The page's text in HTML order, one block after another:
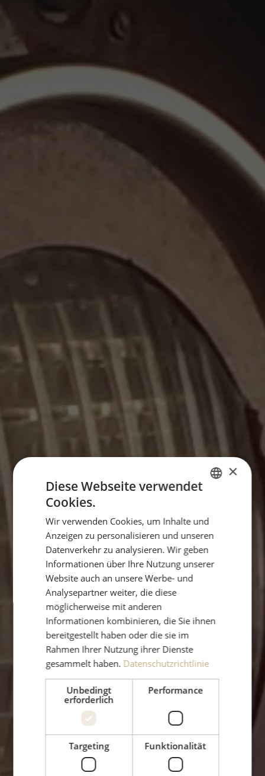
ENGLISH
×
Diese Webseite verwendet
Cookies.
Wir verwenden Cookies, um Inhalte und
Anzeigen zu personalisieren und unseren
Datenverkehr zu analysieren. Wir geben
Informationen über Ihre Nutzung unserer
Website auch an unsere Werbe- und
Analysepartner weiter, die diese
möglicherweise mit anderen
Informationen kombinieren, die Sie ihnen
bereitgestellt haben oder die sie im
Rahmen Ihrer Nutzung ihrer Dienste
gesammelt haben. Datenschutzrichtlinie
Unbedingt
erforderlich
Performance
Targeting Funktionalität